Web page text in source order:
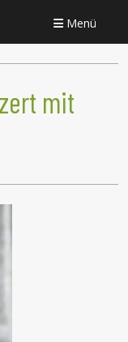
Menü
mit